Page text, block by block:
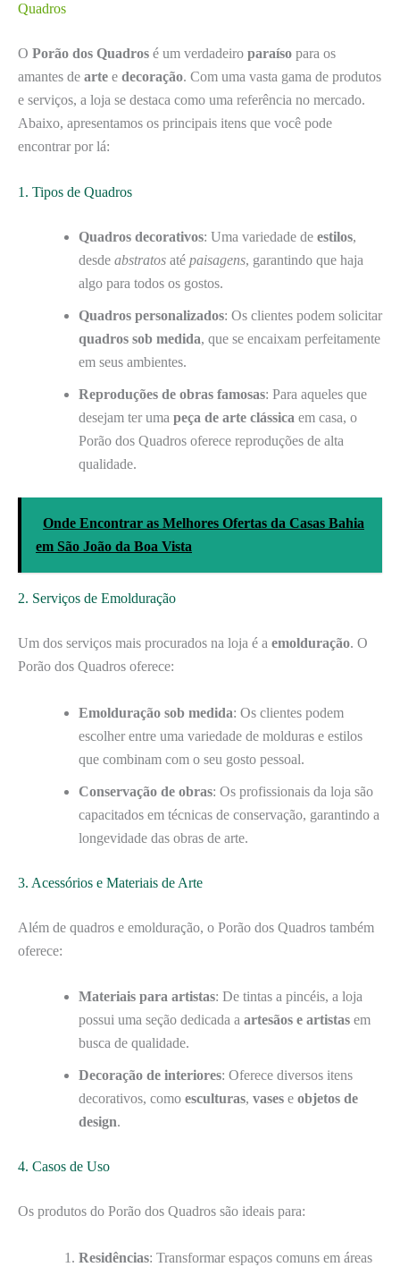
Quadros
O Porão dos Quadros é um verdadeiro paraíso para os
amantes de arte e decoração. Com uma vasta gama de produtos
e serviços, a loja se destaca como uma referência no mercado.
Abaixo, apresentamos os principais itens que você pode
encontrar por lá:
1. Tipos de Quadros
Quadros decorativos: Uma variedade de estilos,
desde abstratos até paisagens, garantindo que haja
algo para todos os gostos.
Quadros personalizados: Os clientes podem solicitar
quadros sob medida, que se encaixam perfeitamente
em seus ambientes.
Reproduções de obras famosas: Para aqueles que
desejam ter uma peça de arte clássica em casa, o
Porão dos Quadros oferece reproduções de alta
qualidade.
Onde Encontrar as Melhores Ofertas da Casas Bahia
em São João da Boa Vista
2. Serviços de Emolduração
Um dos serviços mais procurados na loja é a emolduração. O
Porão dos Quadros oferece:
Emolduração sob medida: Os clientes podem
escolher entre uma variedade de molduras e estilos
que combinam com o seu gosto pessoal.
Conservação de obras: Os profissionais da loja são
capacitados em técnicas de conservação, garantindo a
longevidade das obras de arte.
3. Acessórios e Materiais de Arte
Além de quadros e emolduração, o Porão dos Quadros também
oferece:
Materiais para artistas: De tintas a pincéis, a loja
possui uma seção dedicada a artesãos e artistas em
busca de qualidade.
Decoração de interiores: Oferece diversos itens
decorativos, como esculturas, vases e objetos de
design.
4. Casos de Uso
Os produtos do Porão dos Quadros são ideais para:
Residências: Transformar espaços comuns em áreas